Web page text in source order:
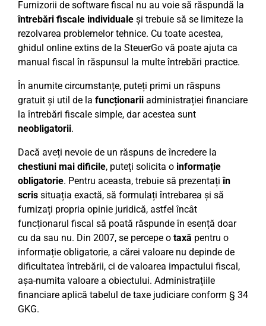
Furnizorii de software fiscal nu au voie să răspundă la
întrebări fiscale individuale și trebuie să se limiteze la
rezolvarea problemelor tehnice. Cu toate acestea,
ghidul online extins de la SteuerGo vă poate ajuta ca
manual fiscal în răspunsul la multe întrebări practice.
În anumite circumstanțe, puteți primi un răspuns
gratuit și util de la funcționarii administrației financiare
la întrebări fiscale simple, dar acestea sunt
neobligatorii.
Dacă aveți nevoie de un răspuns de încredere la
chestiuni mai dificile, puteți solicita o informație
obligatorie. Pentru aceasta, trebuie să prezentațiîn
scris situația exactă, să formulați întrebarea și să
furnizați propria opinie juridică, astfel încât
funcționarul fiscal să poată răspunde în esență doar
cu da sau nu. Din 2007, se percepe o taxă pentru o
informație obligatorie, a cărei valoare nu depinde de
dificultatea întrebării, ci de valoarea impactului fiscal,
așa-numita valoare a obiectului. Administrațiile
financiare aplică tabelul de taxe judiciare conform § 34
GKG.